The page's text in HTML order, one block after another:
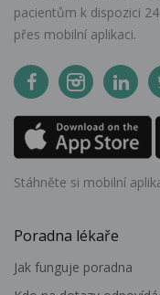
pacientům k dispozici
přes mobilní aplikaci.
Stáhněte si mobilní
Poradna lékaře
Jak funguje poradna